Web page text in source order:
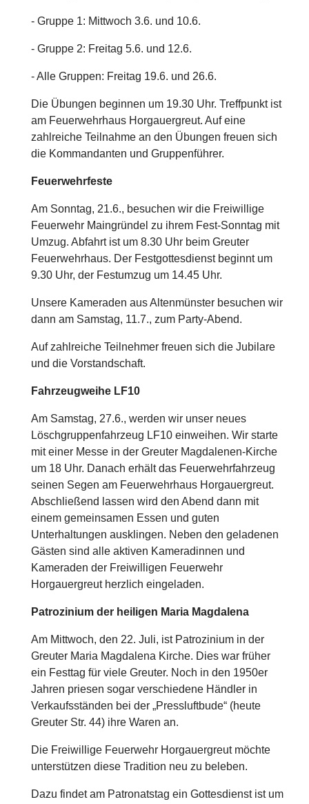
- Gruppe 1: Mittwoch 3.6. und 10.6.
- Gruppe 2: Freitag 5.6. und 12.6.
- Alle Gruppen: Freitag 19.6. und 26.6.
Die Übungen beginnen um 19.30 Uhr. Treffpunkt ist
am Feuerwehrhaus Horgauergreut. Auf eine
zahlreiche Teilnahme an den Übungen freuen sich
die Kommandanten und Gruppenführer.
Feuerwehrfeste
Am Sonntag, 21.6., besuchen wir die Freiwillige
Feuerwehr Maingründel zu ihrem Fest-Sonntag mit
Umzug. Abfahrt ist um 8.30 Uhr beim Greuter
Feuerwehrhaus. Der Festgottesdienst beginnt um
9.30 Uhr, der Festumzug um 14.45 Uhr.
Unsere Kameraden aus Altenmünster besuchen wir
dann am Samstag, 11.7., zum Party-Abend.
Auf zahlreiche Teilnehmer freuen sich die Jubilare
und die Vorstandschaft.
Fahrzeugweihe LF10
Am Samstag, 27.6., werden wir unser neues
Löschgruppenfahrzeug LF10 einweihen. Wir starte
mit einer Messe in der Greuter Magdalenen-Kirche
um 18 Uhr. Danach erhält das Feuerwehrfahrzeug
seinen Segen am Feuerwehrhaus Horgauergreut.
Abschließend lassen wird den Abend dann mit
einem gemeinsamen Essen und guten
Unterhaltungen ausklingen. Neben den geladenen
Gästen sind alle aktiven Kameradinnen und
Kameraden der Freiwilligen Feuerwehr
Horgauergreut herzlich eingeladen.
Patrozinium der heiligen Maria Magdalena
Am Mittwoch, den 22. Juli, ist Patrozinium in der
Greuter Maria Magdalena Kirche. Dies war früher
ein Festtag für viele Greuter. Noch in den 1950er
Jahren priesen sogar verschiedene Händler in
Verkaufsständen bei der „Pressluftbude“ (heute
Greuter Str. 44) ihre Waren an.
Die Freiwillige Feuerwehr Horgauergreut möchte
unterstützen diese Tradition neu zu beleben.
Dazu findet am Patronatstag ein Gottesdienst ist um